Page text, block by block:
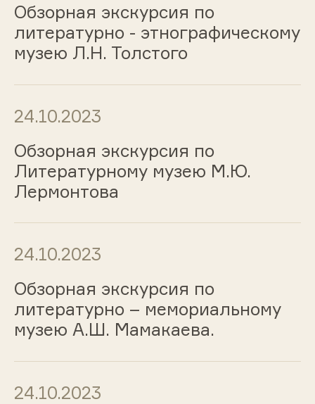
Обзорная экскурсия по
литературно - этнографическому
музею Л.Н. Толстого
24.10.2023
Обзорная экскурсия по
Литературному музею М.Ю.
Лермонтова
24.10.2023
Обзорная экскурсия по
литературно – мемориальному
музею А.Ш. Мамакаева.
24.10.2023